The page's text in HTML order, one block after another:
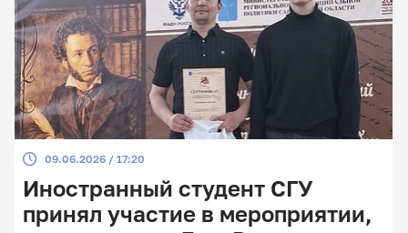
09.06.2026 / 17:20
Иностранный студент СГУ
принял участие в мероприятии,